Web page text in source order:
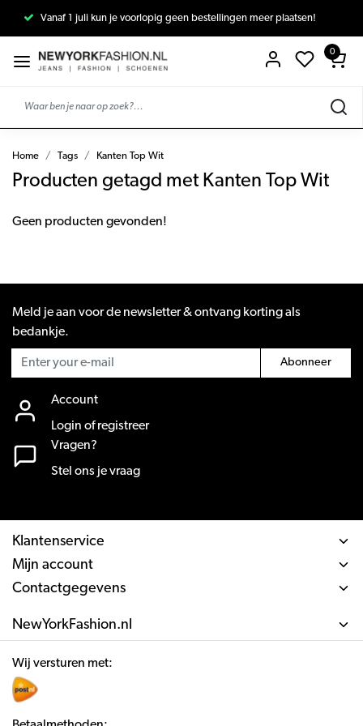
Vanaf 1 juli kun je voorlopig geen bestellingen meer plaatsen!
0
Home Tags Kanten Top Wit
Producten getagd met Kanten Top Wit
Geen producten gevonden!
Meld je aan voor de newsletter & ontvang korting als
bedankje.
Abonneer
Account
Login of registreer
Vragen?
Stel ons je vraag
Klantenservice
Mijn account
Contactgegevens
NewYorkFashion.nl
Wij versturen met: